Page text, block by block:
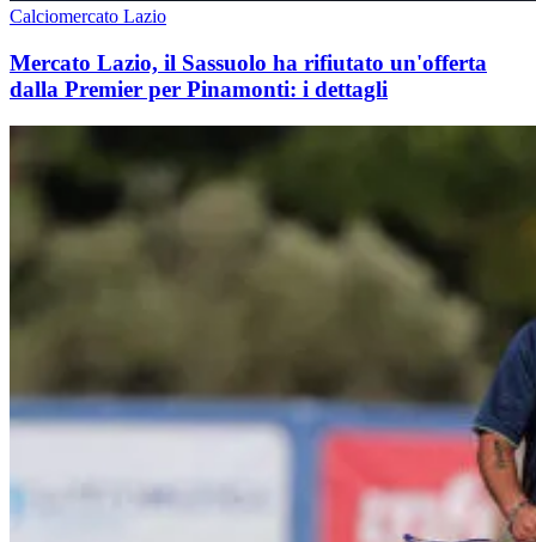
Calciomercato Lazio
Mercato Lazio, il Sassuolo ha rifiutato un'offerta
dalla Premier per Pinamonti: i dettagli